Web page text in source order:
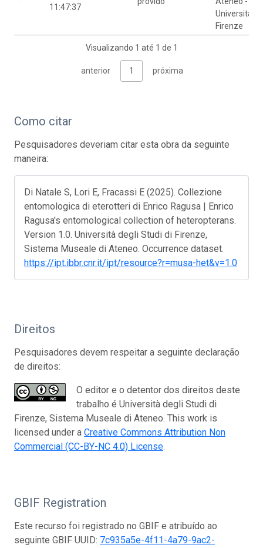
11:47:37
Università di
Firenze
Visualizando 1 até 1 de 1
anterior 1 próxima
Como citar
Pesquisadores deveriam citar esta obra da seguinte
maneira:
Di Natale S, Lori E, Fracassi E (2025). Collezione
entomologica di eterotteri di Enrico Ragusa | Enrico
Ragusa's entomological collection of heteropterans.
Version 1.0. Università degli Studi di Firenze,
Sistema Museale di Ateneo. Occurrence dataset.
https://ipt.ibbr.cnr.it/ipt/resource?r=musa-het&v=1.0
Direitos
Pesquisadores devem respeitar a seguinte declaração
de direitos:
O editor e o detentor dos direitos deste
trabalho é Università degli Studi di
Firenze, Sistema Museale di Ateneo. This work is
licensed under a Creative Commons Attribution Non
Commercial (CC-BY-NC 4.0) License.
GBIF Registration
Este recurso foi registrado no GBIF e atribuído ao
seguinte GBIF UUID: 7c935a5e-4f11-4a79-9ac2-